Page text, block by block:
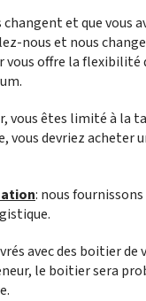
changent et que vous
nous et nous
vous offre la
êtes limité à la
vous devriez acheter
: nous
avec des boitier
le boitier sera